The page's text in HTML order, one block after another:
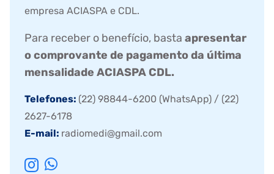
empresa ACIASPA e CDL.
Para receber o benefício, basta apresentar
o comprovante de pagamento da última
mensalidade ACIASPA CDL.
Telefones: (22) 98844-6200 (WhatsApp) / (22)
2627-6178
E-mail: radiomedi@gmail.com